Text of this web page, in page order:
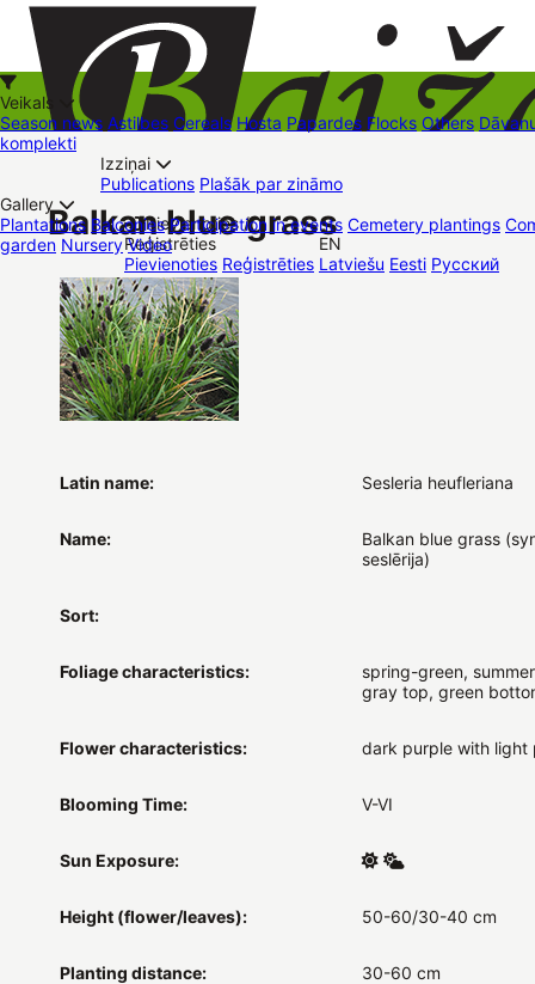
+37126545879
Pievienoties /
Reģistrēties
Pievienoties Reģistrēties
EN
Latviešu Eesti Русский
Veikals
Season news Astilbes Cereals Hosta Papardes Flocks Others
komplekti
Izziņai
Publications Plašāk par zināmo
Gallery
Plantations Balconies Participation in events Cemetery plantings
garden Nursery Video
Contacts Dāvanu kartes Augu komplekti
Balkan blue grass
Latin name: Sesleria heufleriana
Name:
Balkan blue grass
seslērija)
Sort:
Foliage characteristics:
spring-green,
gray top, green
Flower characteristics: dark purple with light
Blooming Time: V-VI
Sun Exposure:
Height (flower/leaves): 50-60/30-40 cm
Planting distance: 30-60 cm